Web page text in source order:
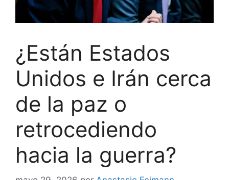
¿Están Estados
Unidos e Irán cerca
de la paz o
retrocediendo
hacia la guerra?